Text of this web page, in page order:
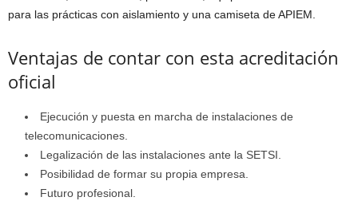
para las prácticas con aislamiento y una camiseta de APIEM.
Ventajas de contar con esta acreditación
oficial
Ejecución y puesta en marcha de instalaciones de
telecomunicaciones.
Legalización de las instalaciones ante la SETSI.
Posibilidad de formar su propia empresa.
Futuro profesional.